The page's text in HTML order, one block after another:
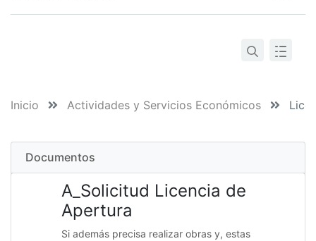
Inicio Actividades y Servicios Económicos
Documentos
A_Solicitud Licencia de
Apertura
Si además precisa realizar obras y, estas